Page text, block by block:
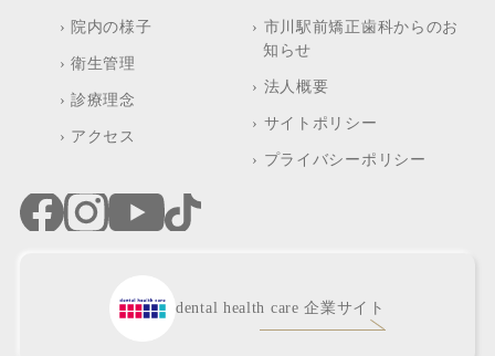
› 院内の様子
› 衛生管理
› 診療理念
› アクセス
› 市川駅前矯正歯科からのお
知らせ
› 法人概要
› サイトポリシー
› プライバシーポリシー
dental health care 企業サイト